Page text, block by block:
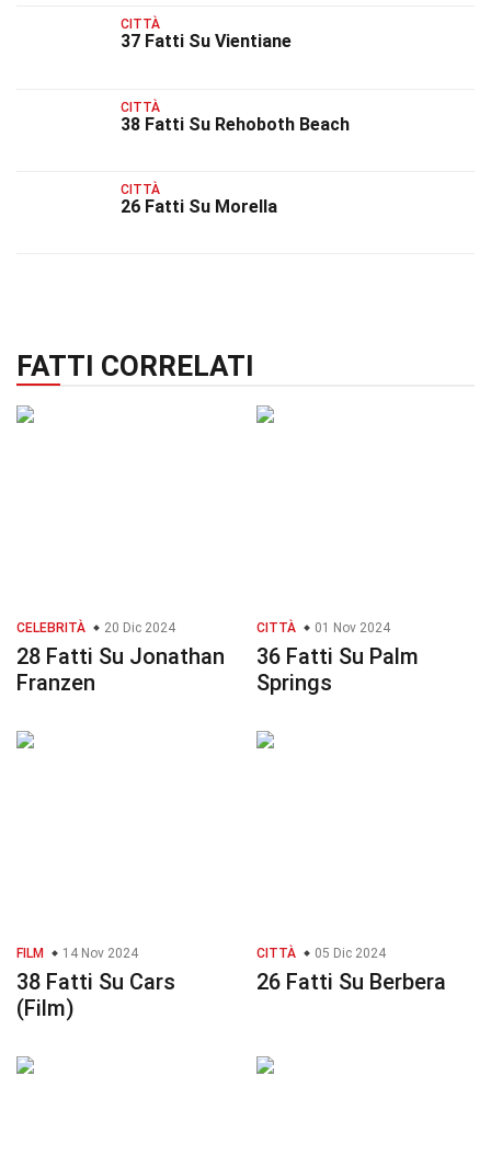
CITTÀ
37 Fatti Su Vientiane
CITTÀ
38 Fatti Su Rehoboth Beach
CITTÀ
26 Fatti Su Morella
FATTI CORRELATI
CELEBRITÀ 20 Dic 2024
28 Fatti Su Jonathan
Franzen
CITTÀ 01 Nov 2024
36 Fatti Su Palm
Springs
FILM 14 Nov 2024
38 Fatti Su Cars
(Film)
CITTÀ 05 Dic 2024
26 Fatti Su Berbera